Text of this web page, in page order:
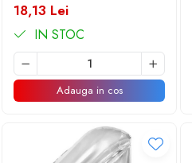
18,13 Lei
IN STOC
Adauga in cos